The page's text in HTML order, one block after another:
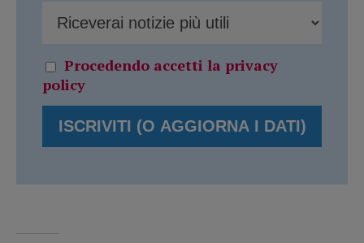
Procedendo accetti la privacy
policy